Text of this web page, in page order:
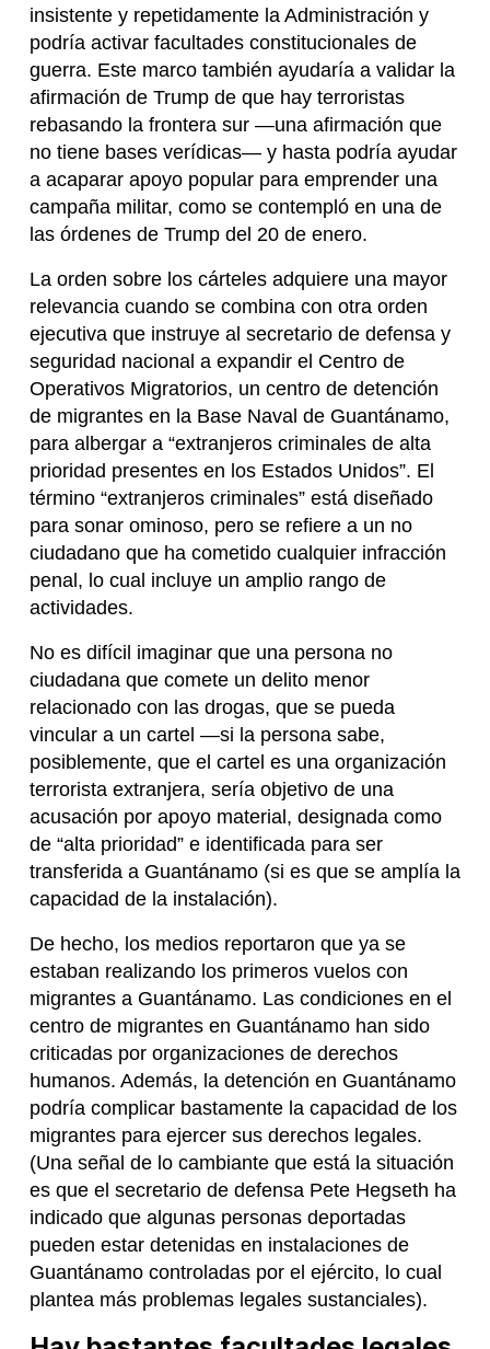
insistente y repetidamente la Administración y
podría activar facultades constitucionales de
guerra. Este marco también ayudaría a validar la
afirmación de Trump de que hay terroristas
rebasando la frontera sur —una afirmación que
no tiene bases verídicas— y hasta podría ayudar
a acaparar apoyo popular para emprender una
campaña militar, como se contempló en una de
las órdenes de Trump del 20 de enero.
La orden sobre los cárteles adquiere una mayor
relevancia cuando se combina con otra orden
ejecutiva que instruye al secretario de defensa y
seguridad nacional a expandir el Centro de
Operativos Migratorios, un centro de detención
de migrantes en la Base Naval de Guantánamo,
para albergar a “extranjeros criminales de alta
prioridad presentes en los Estados Unidos”. El
término “extranjeros criminales” está diseñado
para sonar ominoso, pero se refiere a un no
ciudadano que ha cometido cualquier infracción
penal, lo cual incluye un amplio rango de
actividades.
No es difícil imaginar que una persona no
ciudadana que comete un delito menor
relacionado con las drogas, que se pueda
vincular a un cartel —si la persona sabe,
posiblemente, que el cartel es una organización
terrorista extranjera, sería objetivo de una
acusación por apoyo material, designada como
de “alta prioridad” e identificada para ser
transferida a Guantánamo (si es que se amplía la
capacidad de la instalación).
De hecho, los medios reportaron que ya se
estaban realizando los primeros vuelos con
migrantes a Guantánamo. Las condiciones en el
centro de migrantes en Guantánamo han sido
criticadas por organizaciones de derechos
humanos. Además, la detención en Guantánamo
podría complicar bastamente la capacidad de los
migrantes para ejercer sus derechos legales.
(Una señal de lo cambiante que está la situación
es que el secretario de defensa Pete Hegseth ha
indicado que algunas personas deportadas
pueden estar detenidas en instalaciones de
Guantánamo controladas por el ejército, lo cual
plantea más problemas legales sustanciales).